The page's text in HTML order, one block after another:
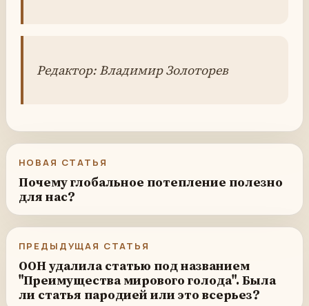
Редактор: Владимир Золоторев
НОВАЯ СТАТЬЯ
Почему глобальное потепление полезно
для нас?
ПРЕДЫДУЩАЯ СТАТЬЯ
ООН удалила статью под названием
"Преимущества мирового голода". Была
ли статья пародией или это всерьез?